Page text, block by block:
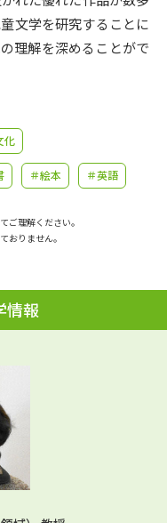
学問検索
野解説
ビライブ
ト
ール進学カタログ
ご案内
文学を研究することに
理解を深めることがで
化
＃絵本 ＃英語
ご理解ください。
おりません。
情報